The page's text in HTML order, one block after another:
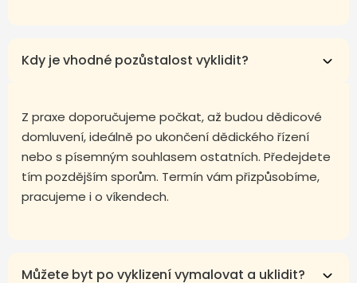
Kdy je vhodné pozůstalost vyklidit?
Z praxe doporučujeme počkat, až budou dědicové
domluvení, ideálně po ukončení dědického řízení
nebo s písemným souhlasem ostatních. Předejdete
tím pozdějším sporům. Termín vám přizpůsobíme,
pracujeme i o víkendech.
Můžete byt po vyklizení vymalovat a uklidit?